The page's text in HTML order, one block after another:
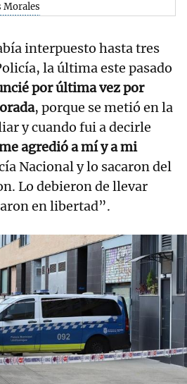
Morales
interpuesto hasta tres
la última este pasado
por última vez por
, porque se metió en la
y cuando fui a decirle
agredió a mí y a mi
Nacional y lo sacaron del
Lo debieron de llevar
en libertad”.